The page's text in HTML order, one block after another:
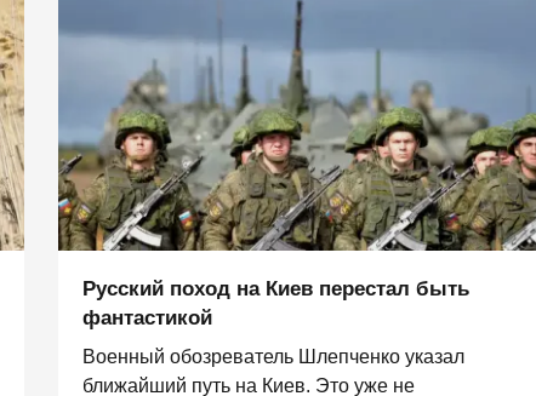
Русский поход на Киев перестал быть
фантастикой
Военный обозреватель Шлепченко указал
ближайший путь на Киев. Это уже не